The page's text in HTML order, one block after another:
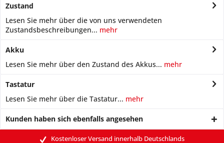
Zustand
Lesen Sie mehr über die von uns verwendeten
Zustandsbeschreibungen... mehr
Akku
Lesen Sie mehr über den Zustand des Akkus... mehr
Tastatur
Lesen Sie mehr über die Tastatur... mehr
Kunden haben sich ebenfalls angesehen
Kostenloser Versand innerhalb Deutschlands